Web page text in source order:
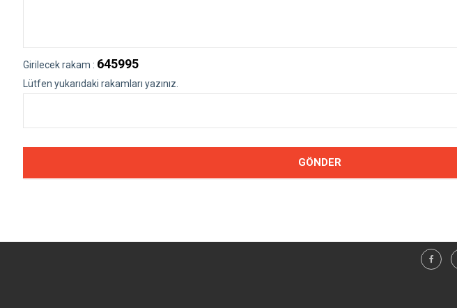
Girilecek rakam : 645995
Lütfen yukarıdaki rakamları yazınız.